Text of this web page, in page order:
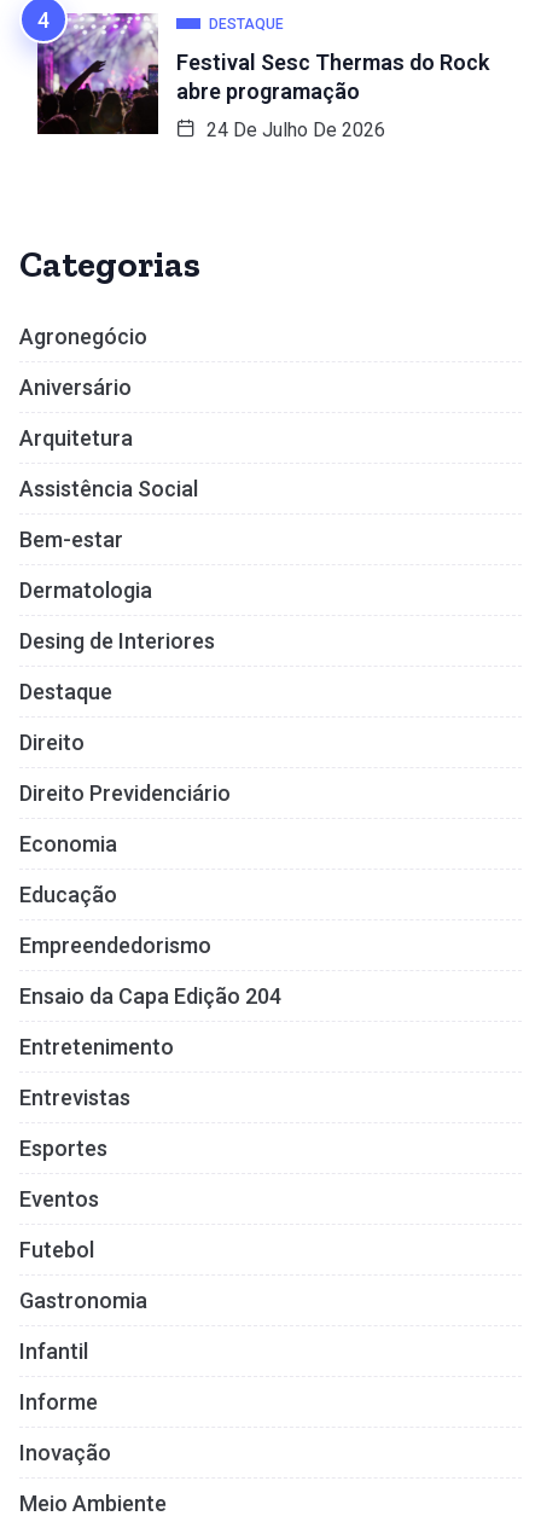
DESTAQUE
Festival Sesc Thermas do Rock
abre programação
24 De Julho De 2026
Categorias
Agronegócio
Aniversário
Arquitetura
Assistência Social
Bem-estar
Dermatologia
Desing de Interiores
Destaque
Direito
Direito Previdenciário
Economia
Educação
Empreendedorismo
Ensaio da Capa Edição 204
Entretenimento
Entrevistas
Esportes
Eventos
Futebol
Gastronomia
Infantil
Informe
Inovação
Meio Ambiente